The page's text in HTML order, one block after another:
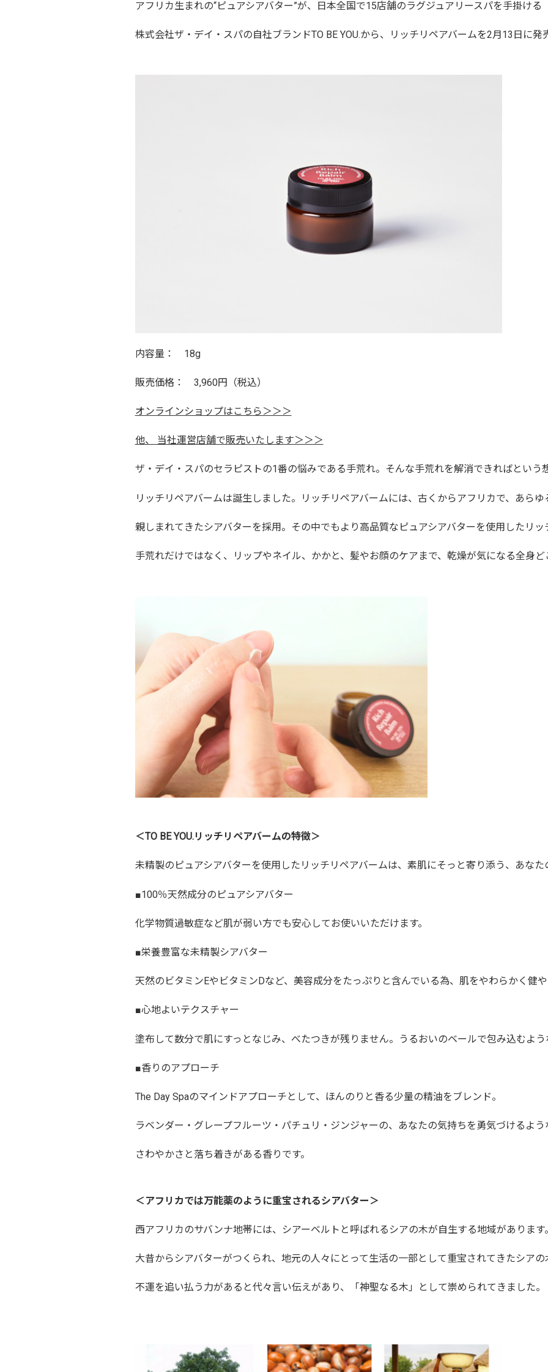
アフリカ生まれの“ピュアシアバター”が、日本全国で15店舗のラグジュアリースパを手掛ける
株式会社ザ・デイ・スパの自社ブランドTO BE YOU.から、リッチリペアバームを2月13日に発
内容量： 18g
販売価格： 3,960円（税込）
オンラインショップはこちら＞＞＞
他、 当社運営店舗で販売いたします＞＞＞
ザ・デイ・スパのセラピストの1番の悩みである手荒れ。そんな手荒れを解消できればという
リッチリペアバームは誕生しました。リッチリペアバームには、古くからアフリカで、あら
親しまれてきたシアバターを採用。その中でもより高品質なピュアシアバターを使用したリッ
手荒れだけではなく、リップやネイル、かかと、髪やお顔のケアまで、乾燥が気になる全身ど
＜TO BE YOU.リッチリペアバームの特徴＞
未精製のピュアシアバターを使用したリッチリペアバームは、素肌にそっと寄り添う、あなた
■100％天然成分のピュアシアバター
化学物質過敏症など肌が弱い方でも安心してお使いいただけます。
■栄養豊富な未精製シアバター
天然のビタミンEやビタミンDなど、美容成分をたっぷりと含んでいる為、肌をやわらかく健や
■心地よいテクスチャー
塗布して数分で肌にすっとなじみ、べたつきが残りません。うるおいのベールで包み込むよう
■香りのアプローチ
The Day Spaのマインドアプローチとして、ほんのりと香る少量の精油をブレンド。
ラベンダー・グレープフルーツ・パチュリ・ジンジャーの、あなたの気持ちを勇気づけるよう
さわやかさと落ち着きがある香りです。
＜アフリカでは万能薬のように重宝されるシアバター＞
西アフリカのサバンナ地帯には、シアーベルトと呼ばれるシアの木が自生する地域があります。
大昔からシアバターがつくられ、地元の人々にとって生活の一部として重宝されてきたシアの
不運を追い払う力があると代々言い伝えがあり、「神聖なる木」として崇められてきました。